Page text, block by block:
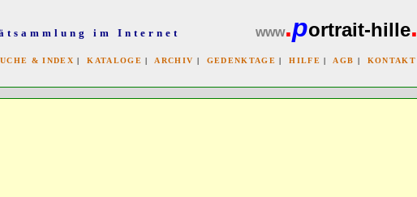
im Internet www.portrait-hille.
& INDEX |KATALOGE | ARCHIV | GEDENKTAGE |HILFE | AGB | KONTAKT